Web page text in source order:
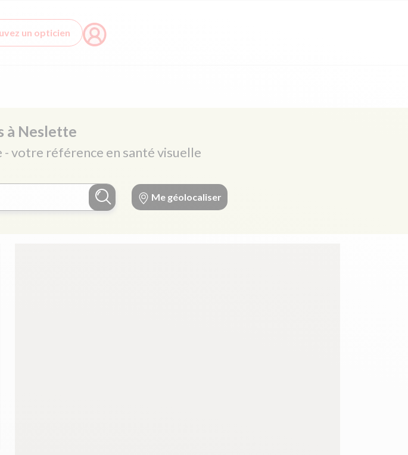
un opticien
à Neslette
votre référence en santé visuelle
Me géolocaliser